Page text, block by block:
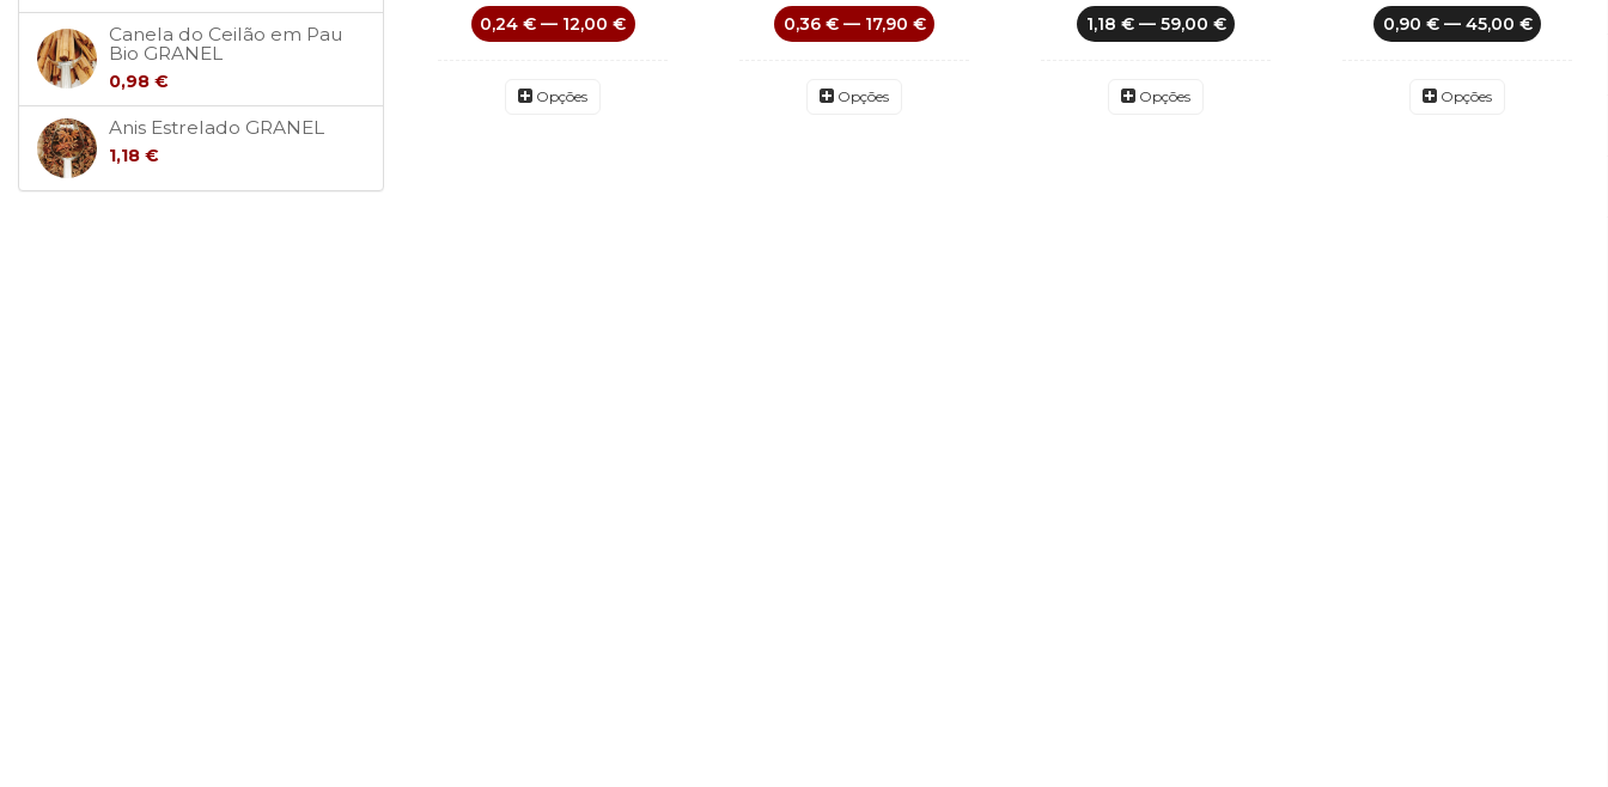
Canela do Ceilão em Pau
Bio GRANEL
0,98 €
Anis Estrelado GRANEL
1,18 €
0,24 € — 12,00 €
Opções
0,36 € — 17,90 €
Opções
1,18 € — 59,00 €
Opções
0,90 € — 45,00 €
Opções